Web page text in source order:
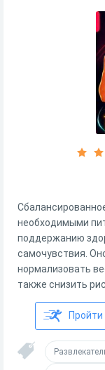
необходимыми
поддержанию
самочувствия.
нормализовать
также снизить
Пройти